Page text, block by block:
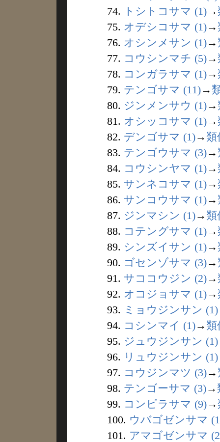
74.
トシトコサマ (1)→
75. オデシコサマ (1)→
76. オシンメサン (1)→
77. コウシンマチ (5)→
78. コンガラサマ (1)→
79. テンゴサマ (11)→
80. ジンメンサウ (1)→
81. オシッコサマ (1)→
82. デンゴサマ (1)→ 類
83. テンゴウサマ (3)→
84. コウシンヤマ (1)→
85. サンネコサマ (1)→
86. サンコウサマ (1)→
87. ジンマシン (1)→ 類
88. コテングサマ (1)→
89. シンズイサン (1)→
90. ゴセンゾサマ (3)→
91. サココウジン (2)→
92. オコジョサマ (1)→
93. ミョウジンサン (1)
94. コシンマイ (1)→ 類
95. ジュウジンサン (1)
96. リュウジンサン (1)
97. コウジンマツ (3)→
98. テンゴーサマ (3)→
99. コンピラサマ (9)→
100. ウバゴゼンサマ
101. アマゴゼンサマ